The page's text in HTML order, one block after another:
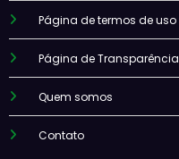
Página de termos de uso
Página de Transparência
Quem somos
Contato